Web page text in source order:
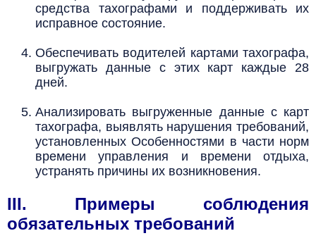
средства тахографами и поддерживать их
исправное состояние.
Обеспечивать водителей картами тахографа,
выгружать данные с этих карт каждые 28
дней.
Анализировать выгруженные данные с карт
тахографа, выявлять нарушения требований,
установленных Особенностями в части норм
времени управления и времени отдыха,
устранять причины их возникновения.
III. Примеры соблюдения
обязательных требований